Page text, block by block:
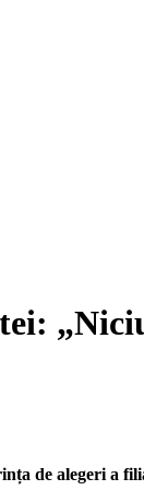
de alegeri a